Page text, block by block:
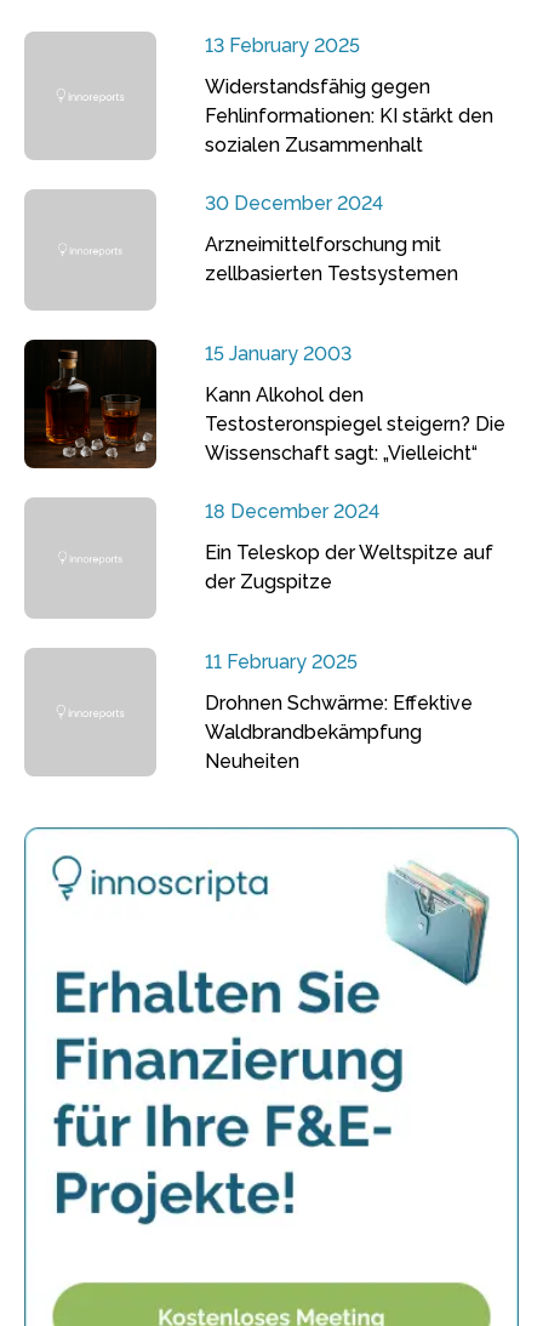
13 February 2025
Widerstandsfähig gegen
Fehlinformationen: KI stärkt den
sozialen Zusammenhalt
30 December 2024
Arzneimittelforschung mit
zellbasierten Testsystemen
15 January 2003
Kann Alkohol den
Testosteronspiegel steigern? Die
Wissenschaft sagt: „Vielleicht“
18 December 2024
Ein Teleskop der Weltspitze auf
der Zugspitze
11 February 2025
Drohnen Schwärme: Effektive
Waldbrandbekämpfung
Neuheiten